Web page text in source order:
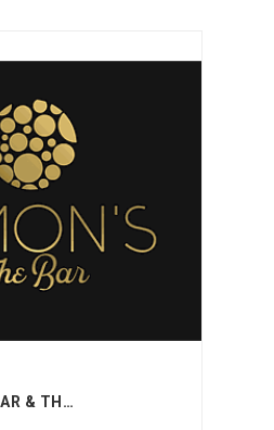
SIMON'S THE BAR & THE LAB